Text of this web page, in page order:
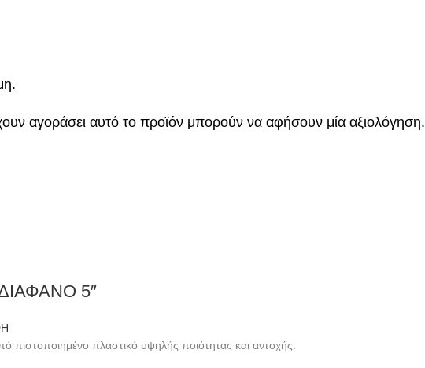
αγοράσει αυτό το προϊόν μπορούν να αφήσουν μία αξιολόγηση.
5″
πιστοποιημένο πλαστικό υψηλής ποιότητας και αντοχής.